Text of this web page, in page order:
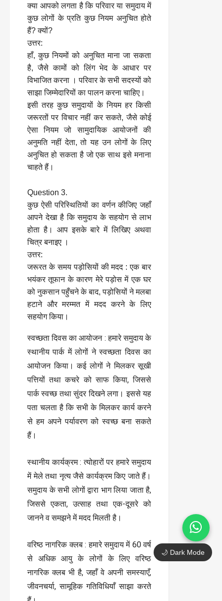
क्या आपको लगता है कि परिवार या समुदाय में
कुछ लोगों के प्रति कुछ नियम अनुचित होते
हैं? क्यों?
उत्तर:
हाँ, कुछ नियमों को अनुचित माना जा सकता
है, जैसे कामों को लिंग भेद के आधार पर
विभाजित करना । परिवार के सभी सदस्यों को
साझा जिम्मेदारियों का पालन करना चाहिए।
इसी तरह कुछ समुदायों के नियम हर किसी
जरूरतों पर विचार नहीं कर सकते, जैसे कोई
ऐसा नियम जो सामुदायिक आयोजनों की
अनुमति नहीं देता, तो यह उन लोगों के लिए
अनुचित हो सकता है जो एक साथ इसे मनाना
चाहते हैं।
Question 3.
कुछ ऐसी परिस्थितियों का वर्णन कीजिए जहाँ
आपने देखा है कि समुदाय के सहयोग से लाभ
होता है। आप इसके बारे में लिखिए अथवा
चित्र बनाइए ।
उत्तर:
जरूरत के समय पड़ोसियों की मदद : एक बार
भयंकर तूफान के कारण मेरे पड़ोस में एक घर
को नुकसान पहुँचने के बाद, पड़ोसियों ने मलबा
हटाने और मरम्मत में मदद करने के लिए
सहयोग किया।
स्वच्छता दिवस का आयोजन : हमारे समुदाय के
स्थानीय पार्क में लोगों ने स्वच्छता दिवस का
आयोजन किया। कई लोगों ने मिलकर सूखी
पत्तियों तथा कचरे को साफ किया, जिससे
पार्क स्वच्छ तथा सुंदर दिखने लगा। इससे यह
पता चलता है कि सभी के मिलकर कार्य करने
से हम अपने पर्यावरण को स्वच्छ बना सकते
हैं।
स्थानीय कार्यक्रम : त्योहारों पर हमारे समुदाय
में मेले तथा नृत्य जैसे कार्यक्रम किए जाते हैं।
समुदाय के सभी लोगों द्वारा भाग लिया जाता है,
जिससे एकता, उत्साह तथा एक-दूसरे को
जानने व समझने में मदद मिलती है।
वरिष्ठ नागरिक क्लब : हमारे समुदाय में 60 वर्ष
से अधिक आयु के लोगों के लिए वरिष्ठ
नागरिक क्लब भी है, जहाँ वे अपनी समस्याएँ,
जीवनचर्या, सामूहिक गतिविधियाँ साझा करते
🌙 Dark Mode